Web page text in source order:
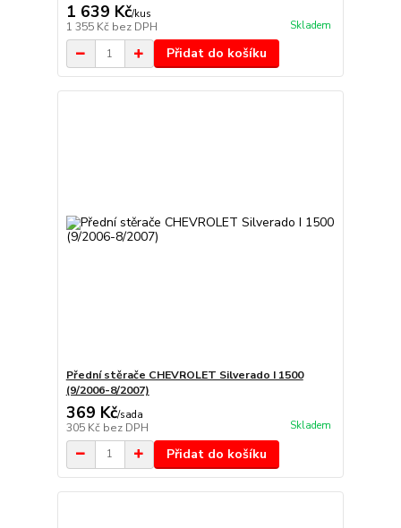
1 639 Kč/kus
1 355 Kč bez DPH Skladem
Přidat do košíku
Přední stěrače CHEVROLET Silverado I 1500
(9/2006-8/2007)
369 Kč/sada
305 Kč bez DPH Skladem
Přidat do košíku